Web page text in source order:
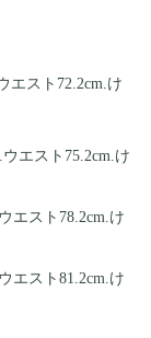
エスト72.2cm.け
エスト75.2cm.け
エスト78.2cm.け
エスト81.2cm.け